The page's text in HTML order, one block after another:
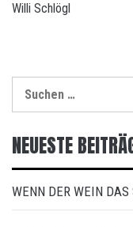
Willi Schlögl
nach:
NEUESTE
WENN DER WEIN